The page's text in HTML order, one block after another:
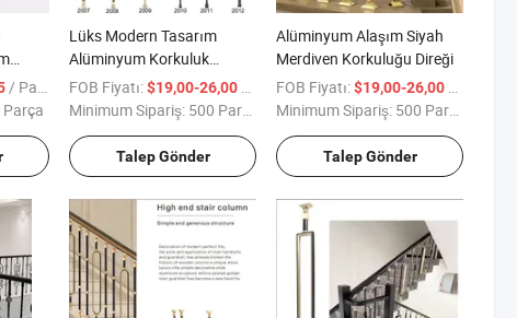
Çit
/ Parça
Parça
Lüks Modern Tasarım
Alüminyum Korkuluk
Blauster
FOB Fiyatı:$19,00-26,00
/ Parça
Minimum Sipariş: 500 Parça
Talep Gönder
Alüminyum Alaşım Siyah
Merdiven Korkuluğu Direği
FOB Fiyatı:$19,00-26,00
Minimum Sipariş: 500 Parça
Talep Gönder